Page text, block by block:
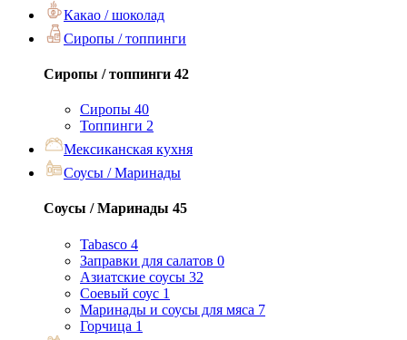
Какао / шоколад
Сиропы / топпинги
Сиропы / топпинги 42
Сиропы 40
Топпинги 2
Мексиканская кухня
Соусы / Маринады
Соусы / Маринады 45
Tabasco 4
Заправки для салатов 0
Азиатские соусы 32
Соевый соус 1
Маринады и соусы для мяса 7
Горчица 1